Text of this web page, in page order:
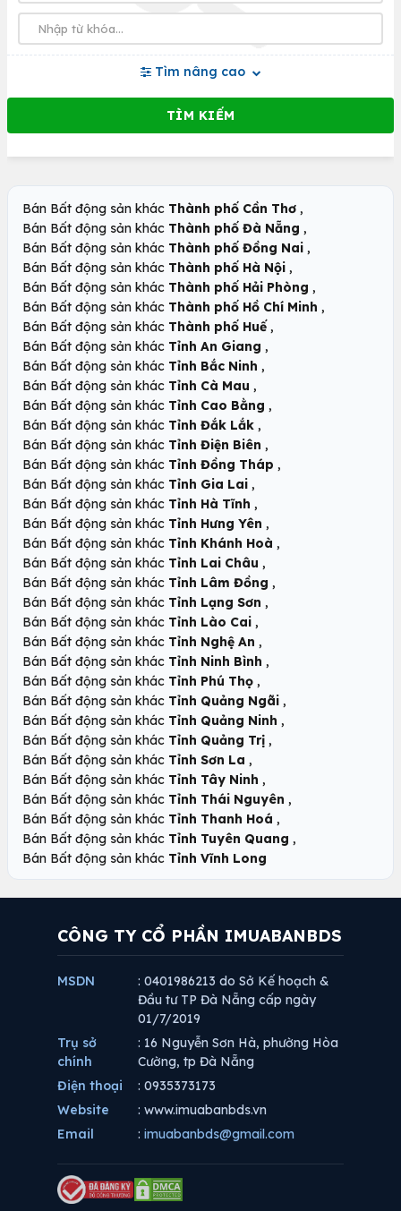
Tìm nâng cao
Bán Bất động sản khác Thành phố Cần Thơ ,
Bán Bất động sản khác Thành phố Đà Nẵng ,
Bán Bất động sản khác Thành phố Đồng Nai ,
Bán Bất động sản khác Thành phố Hà Nội ,
Bán Bất động sản khác Thành phố Hải Phòng ,
Bán Bất động sản khác Thành phố Hồ Chí Minh ,
Bán Bất động sản khác Thành phố Huế ,
Bán Bất động sản khác Tỉnh An Giang ,
Bán Bất động sản khác Tỉnh Bắc Ninh ,
Bán Bất động sản khác Tỉnh Cà Mau ,
Bán Bất động sản khác Tỉnh Cao Bằng ,
Bán Bất động sản khác Tỉnh Đắk Lắk ,
Bán Bất động sản khác Tỉnh Điện Biên ,
Bán Bất động sản khác Tỉnh Đồng Tháp ,
Bán Bất động sản khác Tỉnh Gia Lai ,
Bán Bất động sản khác Tỉnh Hà Tĩnh ,
Bán Bất động sản khác Tỉnh Hưng Yên ,
Bán Bất động sản khác Tỉnh Khánh Hoà ,
Bán Bất động sản khác Tỉnh Lai Châu ,
Bán Bất động sản khác Tỉnh Lâm Đồng ,
Bán Bất động sản khác Tỉnh Lạng Sơn ,
Bán Bất động sản khác Tỉnh Lào Cai ,
Bán Bất động sản khác Tỉnh Nghệ An ,
Bán Bất động sản khác Tỉnh Ninh Bình ,
Bán Bất động sản khác Tỉnh Phú Thọ ,
Bán Bất động sản khác Tỉnh Quảng Ngãi ,
Bán Bất động sản khác Tỉnh Quảng Ninh ,
Bán Bất động sản khác Tỉnh Quảng Trị ,
Bán Bất động sản khác Tỉnh Sơn La ,
Bán Bất động sản khác Tỉnh Tây Ninh ,
Bán Bất động sản khác Tỉnh Thái Nguyên ,
Bán Bất động sản khác Tỉnh Thanh Hoá ,
Bán Bất động sản khác Tỉnh Tuyên Quang ,
Bán Bất động sản khác Tỉnh Vĩnh Long
CÔNG TY CỔ PHẦN IMUABANBDS
MSDN
: 0401986213 do Sở Kế hoạch &
Đầu tư TP Đà Nẵng cấp ngày
01/7/2019
Trụ sở
chính
: 16 Nguyễn Sơn Hà, phường Hòa
Cường, tp Đà Nẵng
Điện thoại
: 0935373173
Website
: www.imuabanbds.vn
Email
: imuabanbds@gmail.com